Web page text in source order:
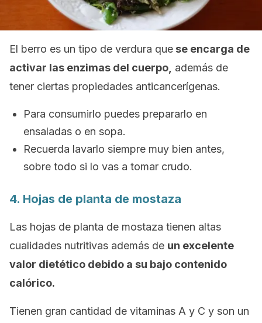
El berro es un tipo de verdura que se encarga de
activar las enzimas del cuerpo, además de
tener ciertas propiedades anticancerígenas.
Para consumirlo puedes prepararlo en
ensaladas o en sopa.
Recuerda lavarlo siempre muy bien antes,
sobre todo si lo vas a tomar crudo.
4. Hojas de planta de mostaza
Las hojas de planta de mostaza tienen altas
cualidades nutritivas además de un excelente
valor dietético debido a su bajo contenido
calórico.
Tienen gran cantidad de vitaminas A y C y son un